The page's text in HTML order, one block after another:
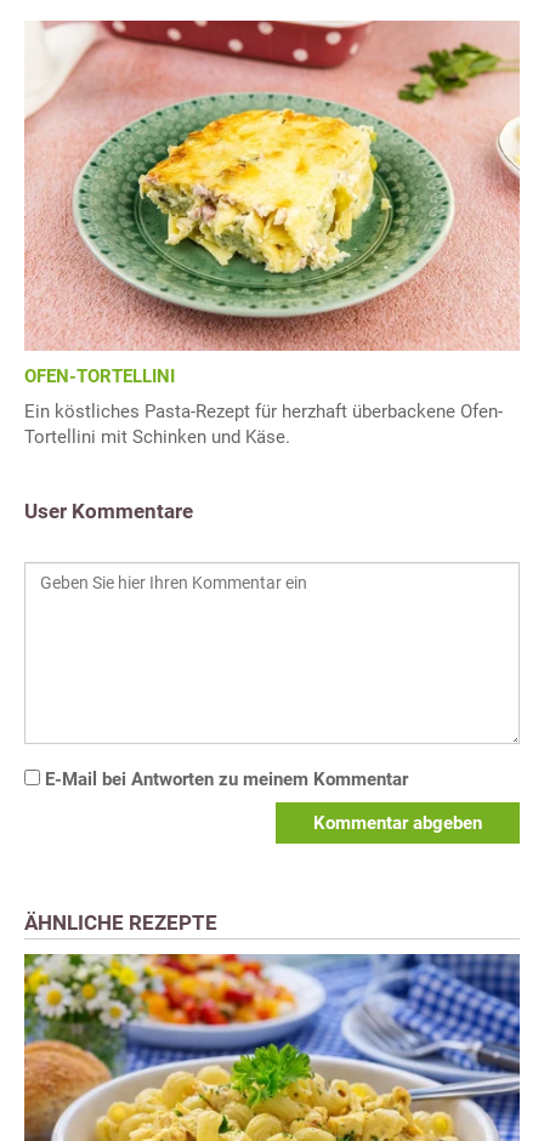
OFEN-TORTELLINI
Ein köstliches Pasta-Rezept für herzhaft überbackene Ofen-
Tortellini mit Schinken und Käse.
User Kommentare
E-Mail bei Antworten zu meinem Kommentar
Kommentar abgeben
ÄHNLICHE REZEPTE